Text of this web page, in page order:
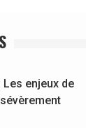
enjeux de